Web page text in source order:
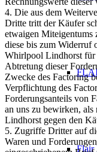
Flair
4. Die aus dem
Dritte tritt der Käufer
etwaigen Miteigentums
diese bis zum Widerruf
Whirlpool Lindhorst für
Abtretung dieser
Zwecke des Factoring
Verpflichtung des
Forderungsanteils von
an uns zu bewirken, als
Lindhorst gegen den
5. Zugriffe Dritter auf
Waren und